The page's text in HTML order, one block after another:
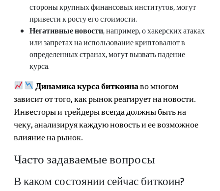
стороны крупных финансовых институтов, могут
привести к росту его стоимости.
Негативные новости , например, о хакерских атаках
или запретах на использование криптовалют в
определенных странах, могут вызвать падение
курса.
Динамика курса биткоинаво многом
зависит от того, как рынок реагирует на новости.
Инвесторы и трейдеры всегда должны быть на
чеку, анализируя каждую новость и ее возможное
влияние на рынок.
Часто задаваемые вопросы
В каком состоянии сейчас биткоин?